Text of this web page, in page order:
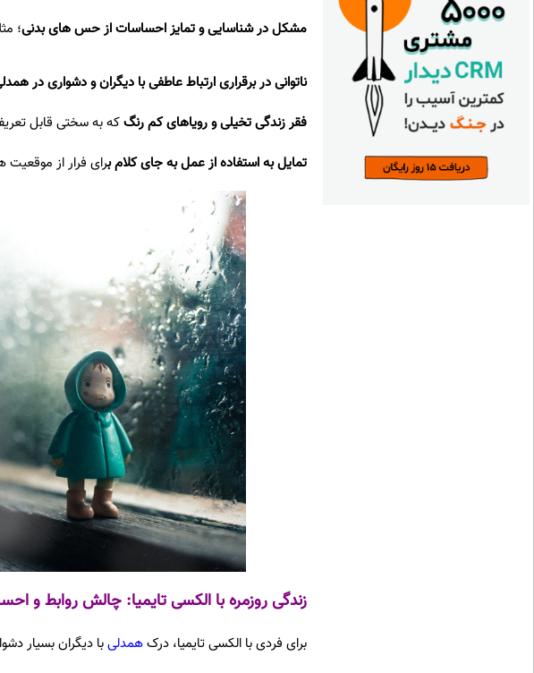
مشکل در شناسایی و تمایز احساسات از حس های بدنی؛
ناتوانی در برقراری ارتباط عاطفی با دیگران و دشواری در
فقر زندگی تخیلی و رویاهای کم رنگکه به سختی قابل
تمایل به استفاده از عمل به جای کلام برای فرار از
زندگی روزمره با الکسی تایمیا: چالش روابط و
برای فردی با الکسی تایمیا، درکهمدلیبا دیگران بسیار